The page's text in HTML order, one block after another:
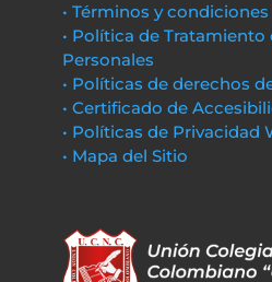
• Términos y condiciones
• Política de Tratamiento
Personales
• Políticas de derechos
• Certificado de
• Políticas de Privacidad
• Mapa del Sitio